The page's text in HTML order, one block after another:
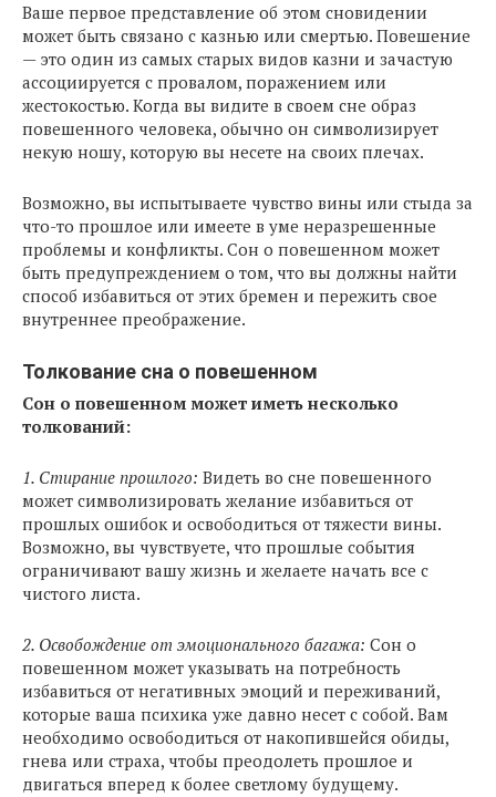
Ваше первое представление об этом сновидении
может быть связано с казнью или смертью. Повешение
— это один из самых старых видов казни и зачастую
ассоциируется с провалом, поражением или
жестокостью. Когда вы видите в своем сне образ
повешенного человека, обычно он символизирует
некую ношу, которую вы несете на своих плечах.
Возможно, вы испытываете чувство вины или стыда за
что-то прошлое или имеете в уме неразрешенные
проблемы и конфликты. Сон о повешенном может
быть предупреждением о том, что вы должны найти
способ избавиться от этих бремен и пережить свое
внутреннее преображение.
Толкование сна о повешенном
Сон о повешенном может иметь несколько
толкований:
1. Стирание прошлого: Видеть во сне повешенного
может символизировать желание избавиться от
прошлых ошибок и освободиться от тяжести вины.
Возможно, вы чувствуете, что прошлые события
ограничивают вашу жизнь и желаете начать все с
чистого листа.
2. Освобождение от эмоционального багажа: Сон о
повешенном может указывать на потребность
избавиться от негативных эмоций и переживаний,
которые ваша психика уже давно несет с собой. Вам
необходимо освободиться от накопившейся обиды,
гнева или страха, чтобы преодолеть прошлое и
двигаться вперед к более светлому будущему.